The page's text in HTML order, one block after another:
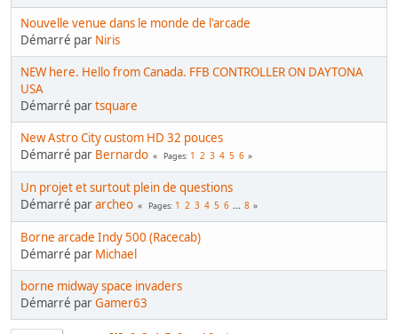
Nouvelle venue dans le monde de l'arcade
Démarré par Niris
NEW here. Hello from Canada. FFB CONTROLLER ON DAYTONA
USA
Démarré partsquare
New Astro City custom HD 32 pouces
Démarré par Bernardo Pages 1 2 3 4 5 6
Un projet et surtout plein de questions
Démarré pararcheo Pages 1 2 3 4 5 6 ... 8
Borne arcade Indy 500 (Racecab)
Démarré par Michael
borne midway space invaders
Démarré parGamer63